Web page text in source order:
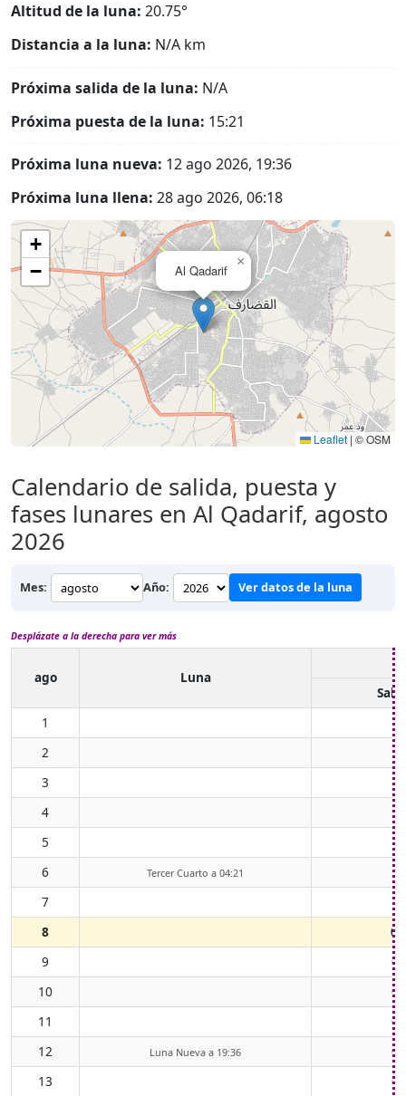
Altitud de la luna: 20.75°
Distancia a la luna: N/A km
Próxima salida de la luna: N/A
Próxima puesta de la luna: 15:21
Próxima luna nueva: 12 ago 2026, 19:36
Próxima luna llena: 28 ago 2026, 06:18
Al Qadarif
×
+
−
Leaflet | © OSM
Calendario de salida, puesta y
fases lunares en Al Qadarif, agosto
2026
Mes: Año: Ver datos de la luna
Desplázate a la derecha para ver más
ago
Luna
1
2
3
4
5
6
Tercer Cuarto a 04:21
7
8
9
10
11
12
Luna Nueva a 19:36
13